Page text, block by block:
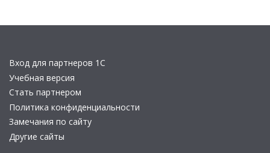
Вход для партнеров 1С
Учебная версия
Стать партнером
Политика конфиденциальности
Замечания по сайту
Другие сайты